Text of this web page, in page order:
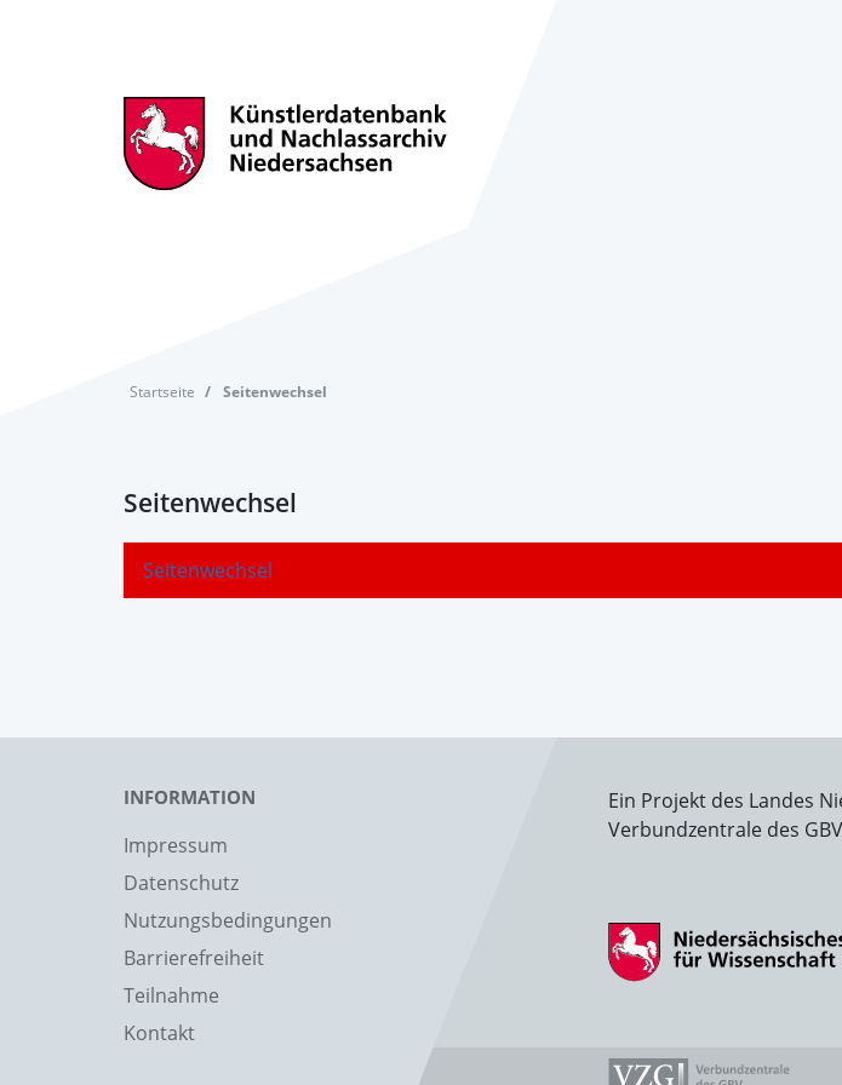
Startseite Seitenwechsel
Seitenwechsel
Seitenwechsel
INFORMATION
Impressum
Datenschutz
Nutzungsbedingungen
Barrierefreiheit
Teilnahme
Kontakt
Ein Projekt des Landes
Verbundzentrale des